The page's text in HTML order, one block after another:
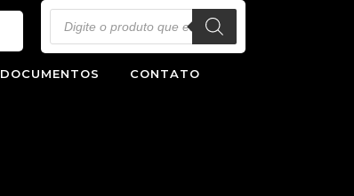
Pesquisar
produtos
DOCUMENTOS CONTATO